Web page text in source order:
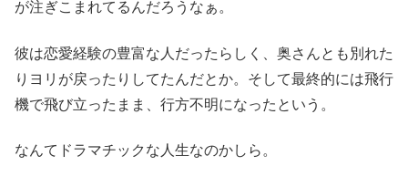
が注ぎこまれてるんだろうなぁ。
彼は恋愛経験の豊富な人だったらしく、奥さんとも別れた
りヨリが戻ったりしてたんだとか。そして最終的には飛行
機で飛び立ったまま、行方不明になったという。
なんてドラマチックな人生なのかしら。